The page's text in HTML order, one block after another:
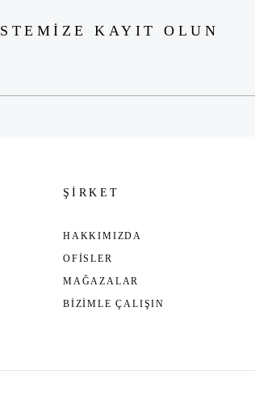
KAYIT OLUN
ŞİRKET
HAKKIMIZDA
OFİSLER
MAĞAZALAR
BİZİMLE ÇALIŞIN